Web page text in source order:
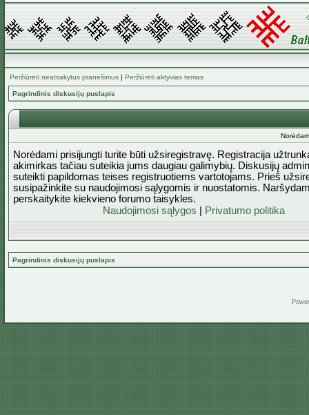
Peržiūrėti neatsakytus pranešimus | Peržiūrėti aktyvias temas
Pagrindinis diskusijų puslapis
Norėdami prisijungti turite būti užsiregistravę. Registracija
akimirkas tačiau suteikia jums daugiau galimybių. Diskusijų
suteikti papildomas teises registruotiems vartotojams. Prieš
susipažinkite su naudojimosi sąlygomis ir nuostatomis.
perskaitykite kiekvieno forumo taisykles.
Naudojimosi sąlygos
Privatumo politika
Pagrindinis diskusijų puslapis